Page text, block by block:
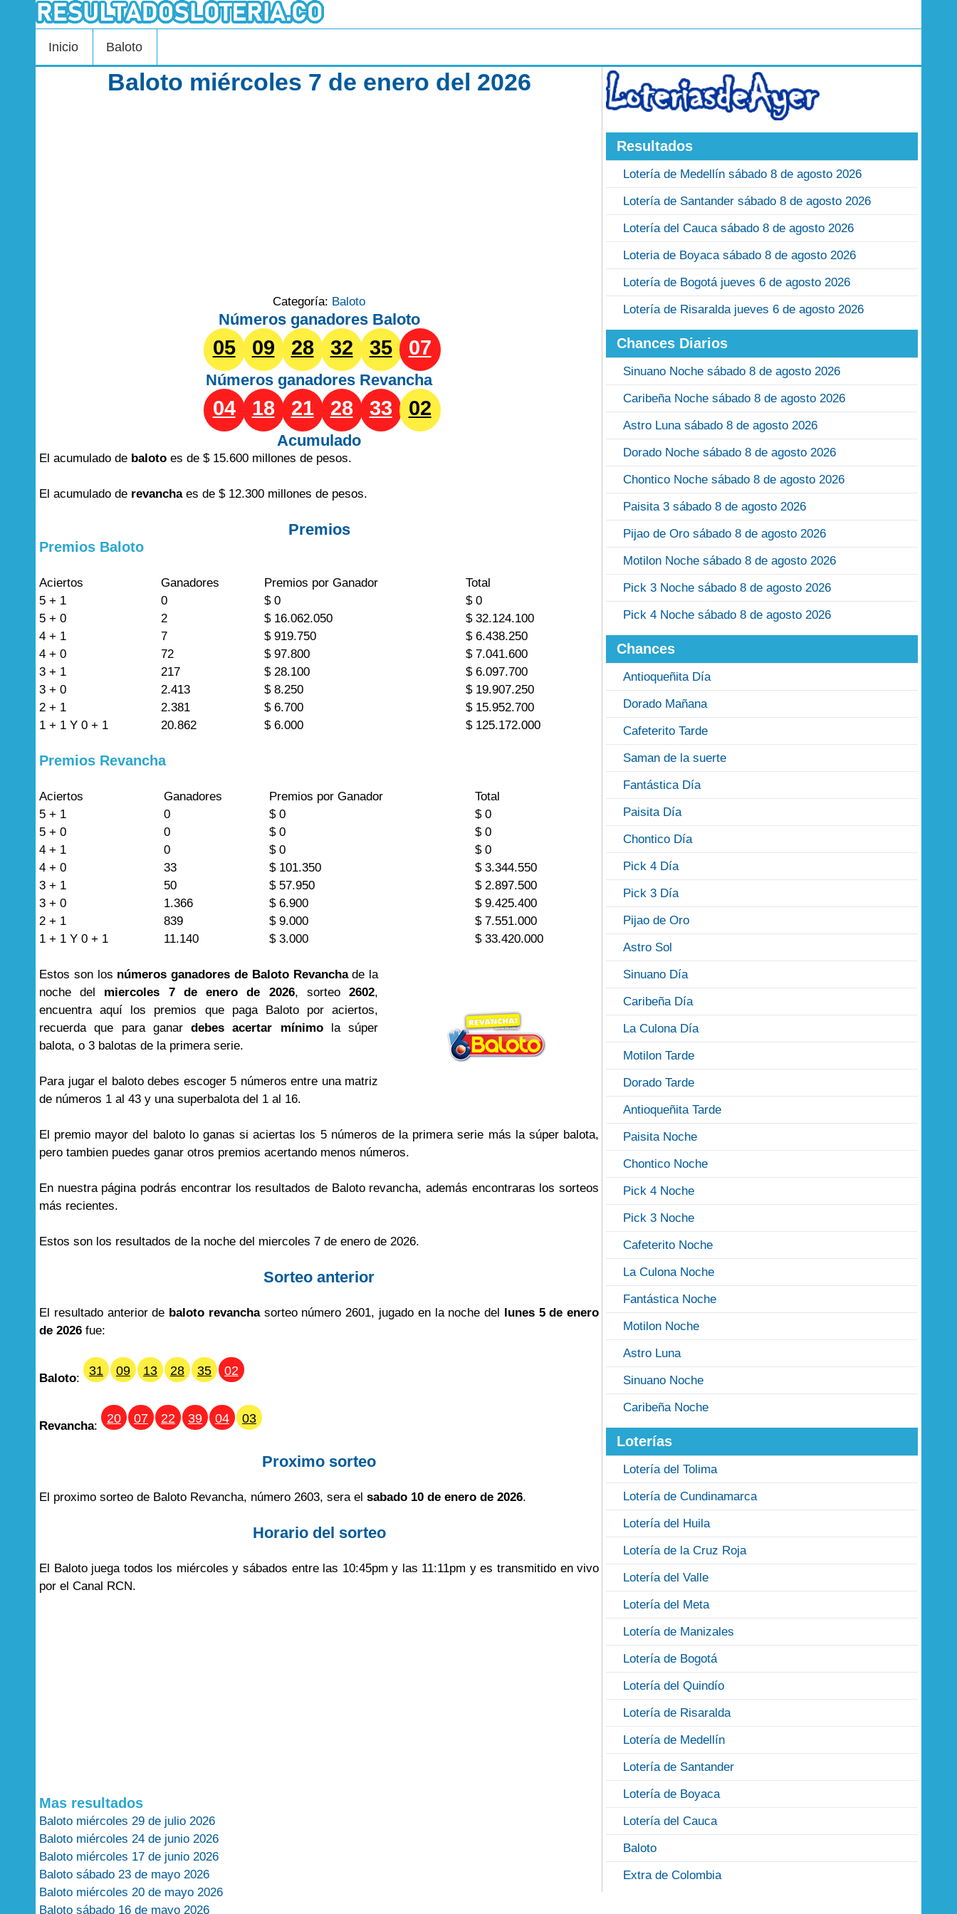
Inicio Baloto
Baloto miércoles 7 de enero del 2026
Categoría: Baloto
Números ganadores Baloto
05 09 28 32 35 07
Números ganadores Revancha
04 18 21 28 33 02
Acumulado
El acumulado de baloto es de $ 15.600 millones de pesos.
El acumulado de revanchaes de $ 12.300 millones de pesos.
Premios
Premios Baloto
Aciertos Ganadores Premios por Ganador
Total
5 + 1
0 $ 0
$ 0
5 + 0
2 $ 16.062.050
$ 32.124.100
4 + 1
7 $ 919.750
$ 6.438.250
4 + 0
72 $ 97.800
$ 7.041.600
3 + 1
217 $ 28.100
$ 6.097.700
3 + 0
2.413 $ 8.250
$ 19.907.250
2 + 1
2.381 $ 6.700
$ 15.952.700
1 + 1 Y 0 + 1
20.862 $ 6.000 $ 125.172.000
Premios Revancha
Aciertos Ganadores Premios por Ganador
Total
5 + 1
0 $ 0
$ 0
5 + 0
0 $ 0
$ 0
4 + 1
0 $ 0
$ 0
4 + 0
33 $ 101.350
$ 3.344.550
3 + 1
50 $ 57.950
$ 2.897.500
3 + 0
1.366 $ 6.900
$ 9.425.400
2 + 1
839 $ 9.000
$ 7.551.000
1 + 1 Y 0 + 1
11.140 $ 3.000 $ 33.420.000
Estos son los números ganadores de Baloto Revanchade la
noche del miercoles 7 de enero de 2026, sorteo2602,
encuentra aquí los premios que paga Baloto por aciertos,
recuerda que para ganardebes acertar mínimola súper
balota, o 3 balotas de la primera serie.
Para jugar el baloto debes escoger 5 números entre una matriz
de números 1 al 43 y una superbalota del 1 al 16.
El premio mayor del baloto lo ganas si aciertas los 5 números de la primera serie más la súper balota,
pero tambien puedes ganar otros premios acertando menos números.
En nuestra página podrás encontrar los resultados de Baloto revancha, además encontraras los sorteos
más recientes.
Estos son los resultados de la noche del miercoles 7 de enero de 2026.
Sorteo anterior
El resultado anterior de baloto revanchasorteo número 2601, jugado en la noche del lunes 5 de enero
de 2026 fue:
Baloto:
31 09 13 28 35 02
Revancha:
20 07 22 39 04 03
Proximo sorteo
El proximo sorteo de Baloto Revancha, número 2603, sera el sabado 10 de enero de 2026.
Horario del sorteo
El Baloto juega todos los miércoles y sábados entre las 10:45pm y las 11:11pm y es transmitido en vivo
por el Canal RCN.
Mas resultados
Baloto miércoles 29 de julio 2026
Baloto miércoles 24 de junio 2026
Baloto miércoles 17 de junio 2026
Baloto sábado 23 de mayo 2026
Baloto miércoles 20 de mayo 2026
Baloto sábado 16 de mayo 2026
Resultados
Lotería de Medellín sábado 8 de agosto 2026
Lotería de Santander sábado 8 de agosto 2026
Lotería del Cauca sábado 8 de agosto 2026
Loteria de Boyaca sábado 8 de agosto 2026
Lotería de Bogotá jueves 6 de agosto 2026
Lotería de Risaralda jueves 6 de agosto 2026
Chances Diarios
Sinuano Noche sábado 8 de agosto 2026
Caribeña Noche sábado 8 de agosto 2026
Astro Luna sábado 8 de agosto 2026
Dorado Noche sábado 8 de agosto 2026
Chontico Noche sábado 8 de agosto 2026
Paisita 3 sábado 8 de agosto 2026
Pijao de Oro sábado 8 de agosto 2026
Motilon Noche sábado 8 de agosto 2026
Pick 3 Noche sábado 8 de agosto 2026
Pick 4 Noche sábado 8 de agosto 2026
Chances
Antioqueñita Día
Dorado Mañana
Cafeterito Tarde
Saman de la suerte
Fantástica Día
Paisita Día
Chontico Día
Pick 4 Día
Pick 3 Día
Pijao de Oro
Astro Sol
Sinuano Día
Caribeña Día
La Culona Día
Motilon Tarde
Dorado Tarde
Antioqueñita Tarde
Paisita Noche
Chontico Noche
Pick 4 Noche
Pick 3 Noche
Cafeterito Noche
La Culona Noche
Fantástica Noche
Motilon Noche
Astro Luna
Sinuano Noche
Caribeña Noche
Loterías
Lotería del Tolima
Lotería de Cundinamarca
Lotería del Huila
Lotería de la Cruz Roja
Lotería del Valle
Lotería del Meta
Lotería de Manizales
Lotería de Bogotá
Lotería del Quindío
Lotería de Risaralda
Lotería de Medellín
Lotería de Santander
Lotería de Boyaca
Lotería del Cauca
Baloto
Extra de Colombia